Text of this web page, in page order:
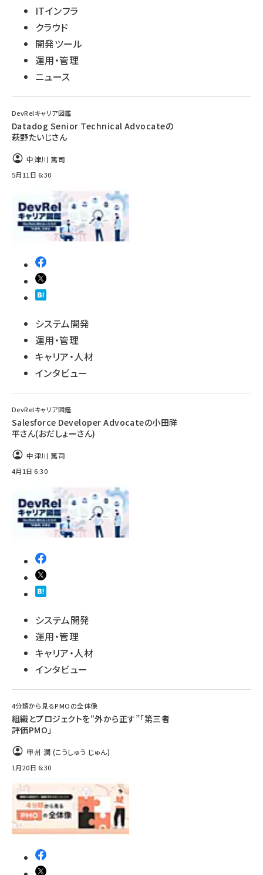
ITインフラ
クラウド
開発ツール
運用・管理
ニュース
DevRelキャリア図鑑
Datadog Senior Technical Advocateの
萩野たいじさん
中津川 篤司
5月11日 6:30
システム開発
運用・管理
キャリア・人材
インタビュー
DevRelキャリア図鑑
Salesforce Developer Advocateの小田祥
平さん(おだしょーさん)
中津川 篤司
4月1日 6:30
システム開発
運用・管理
キャリア・人材
インタビュー
4分類から見るPMOの全体像
組織とプロジェクトを“外から正す”「第三者
評価PMO」
甲州 潤 (こうしゅう じゅん)
1月20日 6:30